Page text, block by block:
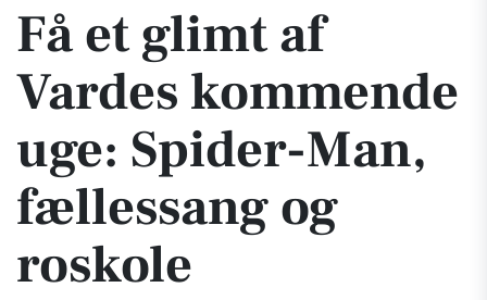
Få et glimt af
Vardes kommende
uge: Spider-Man,
fællessang og
roskole